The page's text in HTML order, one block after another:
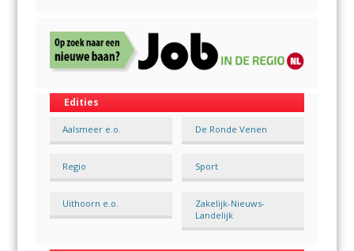
Edities
Aalsmeer e.o. De Ronde Venen
Regio Sport
Uithoorn e.o.
Zakelijk-Nieuws-
Landelijk